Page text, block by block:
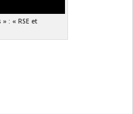
: « RSE et